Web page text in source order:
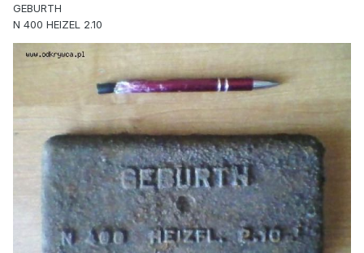
GEBURTH
N 400 HEIZEL 2.10